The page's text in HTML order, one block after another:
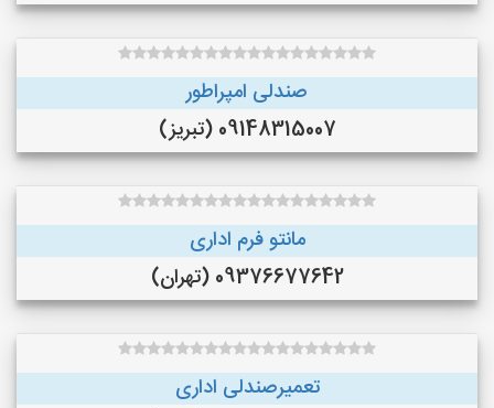
صندلی امپراطور
09148315007 (تبریز)
مانتو فرم اداری
09376677642 (تهران)
تعمیرصندلی اداری